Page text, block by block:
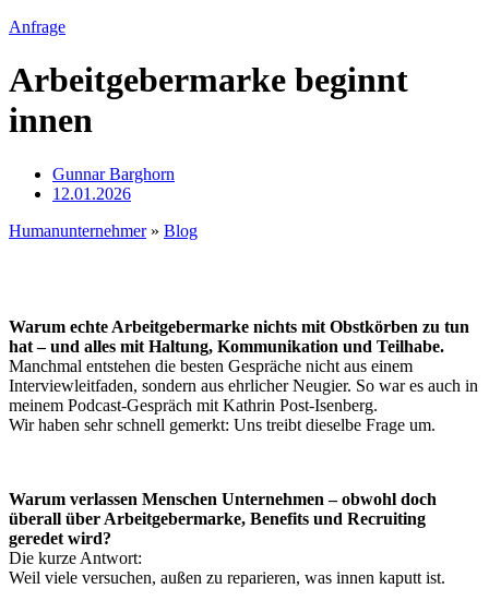
Anfrage
Arbeitgebermarke beginnt
innen
Gunnar Barghorn
12.01.2026
Humanunternehmer» Blog
Warum echte Arbeitgebermarke nichts mit Obstkörben zu tun
hat – und alles mit Haltung, Kommunikation und Teilhabe.
Manchmal entstehen die besten Gespräche nicht aus einem
Interviewleitfaden, sondern aus ehrlicher Neugier. So war es auch in
meinem Podcast-Gespräch mit Kathrin Post-Isenberg.
Wir haben sehr schnell gemerkt: Uns treibt dieselbe Frage um.
Warum verlassen Menschen Unternehmen – obwohl doch
überall über Arbeitgebermarke, Benefits und Recruiting
geredet wird?
Die kurze Antwort:
Weil viele versuchen, außen zu reparieren, was innen kaputt ist.